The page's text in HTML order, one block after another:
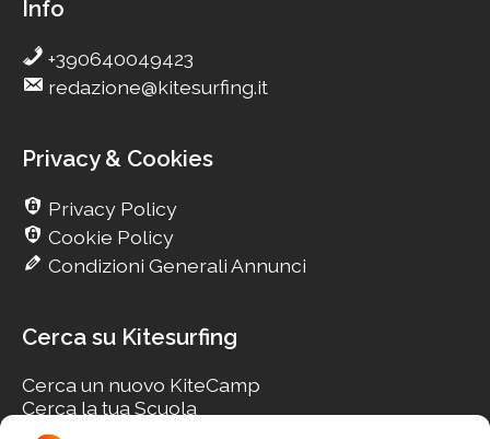
Info
+390640049423
redazione@kitesurfing.it
Privacy & Cookies
Privacy Policy
Cookie Policy
Condizioni Generali Annunci
Cerca su Kitesurfing
Cerca un nuovo KiteCamp
Cerca la tua Scuola
Cerca il tuo KiteSpot